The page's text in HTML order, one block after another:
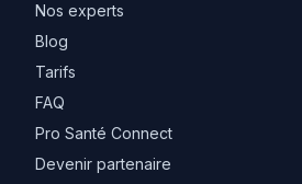
Nos experts
Blog
Tarifs
FAQ
Pro Santé Connect
Devenir partenaire